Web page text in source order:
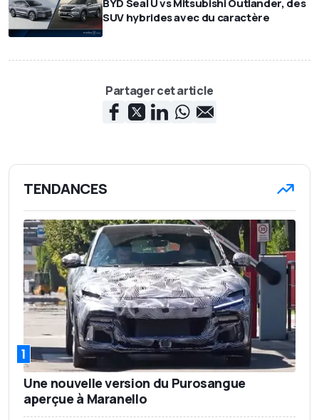
SUV hybrides avec du caractère
Partager cet article
TENDANCES
1
Une nouvelle version du Purosangue
aperçue à Maranello